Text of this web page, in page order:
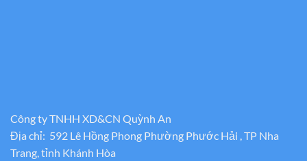
Công ty TNHH XD&CN Quỳnh An
Địa chỉ: 592 Lê Hồng Phong Phường Phước Hải , TP Nha
Trang, tỉnh Khánh Hòa